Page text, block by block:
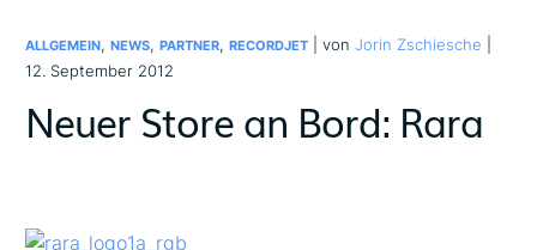
ALLGEMEIN,NEWS,PARTNER,RECORDJET | vonJorin Zschiesche
12. September 2012
Neuer Store an Bord: Rara